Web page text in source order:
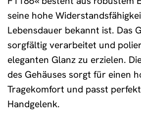
seine hohe
Lebensdauer bekannt ist. Das
sorgfältig verarbeitet und
eleganten Glanz zu erzielen.
des Gehäuses sorgt für einen
Tragekomfort und passt
Handgelenk.